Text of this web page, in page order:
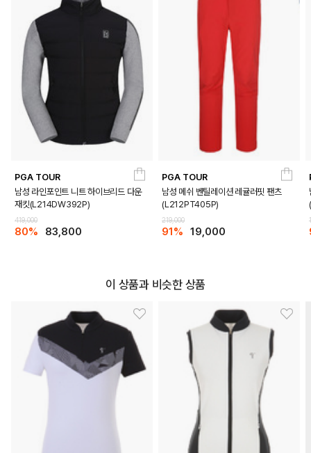
PGA TOUR
남성 라인포인트 니트 하이브리드 다운
재킷(L214DW392P)
419,000
80% 83,800
PGA TOUR
남성 메쉬 벤틸레이션 레귤러핏 팬츠
(L212PT405P)
219,000
91% 19,000
이 상품과 비슷한 상품